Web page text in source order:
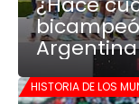
HISTORIA DE LOS